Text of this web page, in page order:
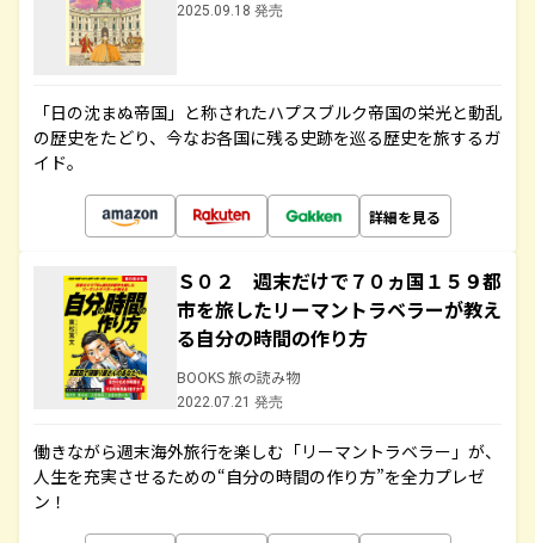
2025.09.18 発売
「日の沈まぬ帝国」と称されたハプスブルク帝国の栄光と動乱
の歴史をたどり、今なお各国に残る史跡を巡る歴史を旅するガ
イド。
詳細を見る
Ｓ０２ 週末だけで７０ヵ国１５９都
市を旅したリーマントラベラーが教え
る自分の時間の作り方
BOOKS 旅の読み物
2022.07.21 発売
働きながら週末海外旅行を楽しむ「リーマントラベラー」が、
人生を充実させるための“自分の時間の作り方”を全力プレゼ
ン！